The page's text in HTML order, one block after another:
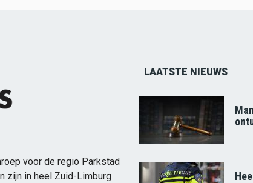
voor de regio Parkstad
zijn in heel Zuid-Limburg
LAATSTE NIEUWS